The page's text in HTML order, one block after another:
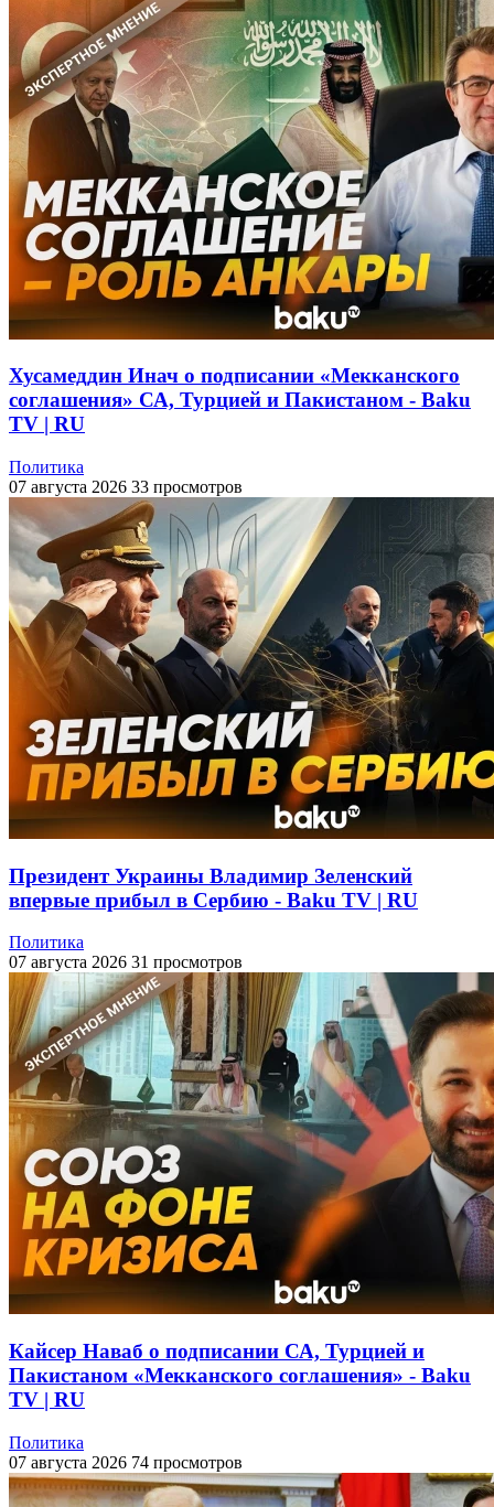
Хусамеддин Инач о подписании «Мекканского
соглашения» СА, Турцией и Пакистаном - Baku
TV | RU
Политика
07 августа 2026 33 просмотров
Президент Украины Владимир Зеленский
впервые прибыл в Сербию - Baku TV | RU
Политика
07 августа 2026 31 просмотров
Кайсер Наваб о подписании СА, Турцией и
Пакистаном «Мекканского соглашения» - Baku
TV | RU
Политика
07 августа 2026 74 просмотров